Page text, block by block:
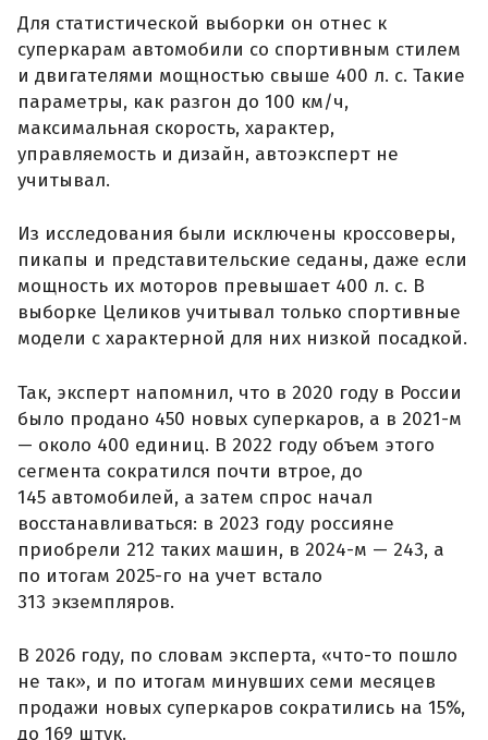
Для статистической выборки он отнес к
суперкарам автомобили со спортивным стилем
и двигателями мощностью свыше 400 л. с. Такие
параметры, как разгон до 100 км/ч,
максимальная скорость, характер,
управляемость и дизайн, автоэксперт не
учитывал.
Из исследования были исключены кроссоверы,
пикапы и представительские седаны, даже если
мощность их моторов превышает 400 л. с. В
выборке Целиков учитывал только спортивные
модели с характерной для них низкой посадкой.
Так, эксперт напомнил, что в 2020 году в России
было продано 450 новых суперкаров, а в 2021-м
— около 400 единиц. В 2022 году объем этого
сегмента сократился почти втрое, до
145 автомобилей, а затем спрос начал
восстанавливаться: в 2023 году россияне
приобрели 212 таких машин, в 2024-м — 243, а
по итогам 2025-го на учет встало
313 экземпляров.
В 2026 году, по словам эксперта, «что-то пошло
не так», и по итогам минувших семи месяцев
продажи новых суперкаров сократились на 15%,
до 169 штук.